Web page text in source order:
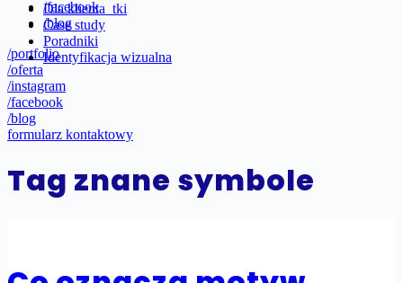
Dla klienta_tki
Case study
Poradniki
Identyfikacja wizualna
/facebook
/blog
/portfolio
/oferta
/instagram
/facebook
/blog
formularz kontaktowy
Tag znane symbole